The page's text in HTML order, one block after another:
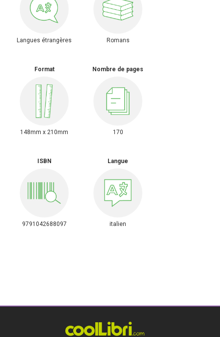
Langues étrangères Romans
Format
148mm x 210mm
Nombre de pages
170
ISBN
9791042688097
Langue
italien